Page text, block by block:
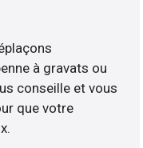
à gravats ou
conseille et vous
que votre